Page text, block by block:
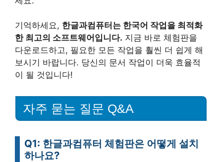
기억하세요, 한글과컴퓨터는 한국어 작업을 최적화
한 최고의 소프트웨어입니다. 지금 바로 체험판을
다운로드하고, 필요한 모든 작업을 훨씬 더 쉽게 해
보시기 바랍니다. 당신의 문서 작업이 더욱 효율적
이 될 것입니다!
자주 묻는 질문 Q&A
Q1: 한글과컴퓨터 체험판은 어떻게 설치
하나요?